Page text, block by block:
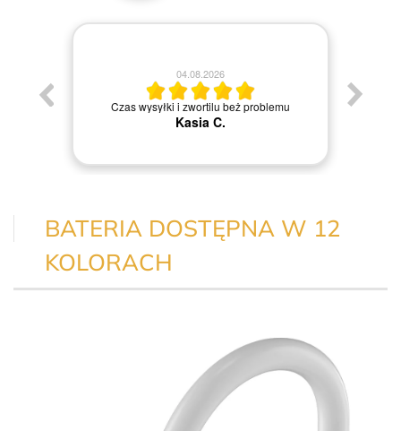
04.08.2026
Czas wysyłki i zwortilu beż problemu
Kasia C.
BATERIA DOSTĘPNA W 12
KOLORACH